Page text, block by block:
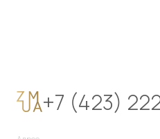
+7 (423)